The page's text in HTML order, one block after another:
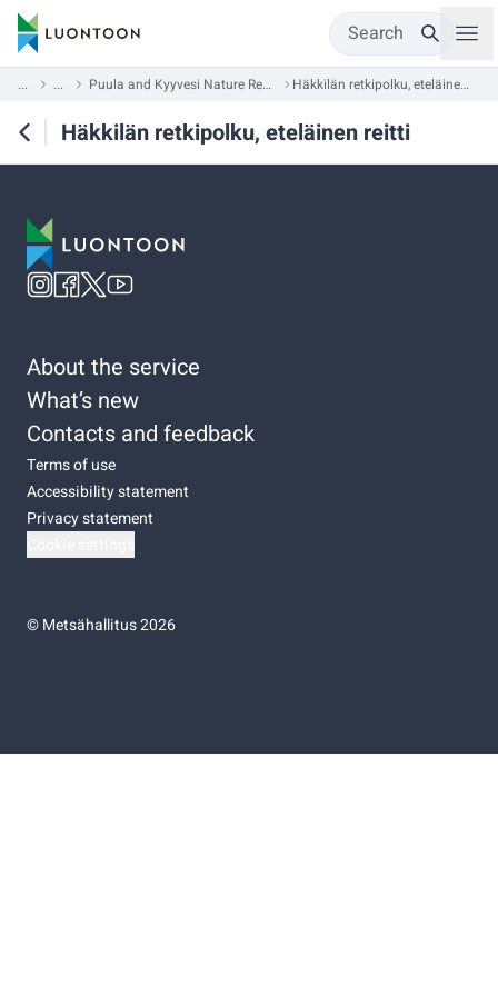
Search
... ... Puula and Kyyvesi Nature Reserves Häkkilän retkipolku, eteläinen reitti
Häkkilän retkipolku, eteläinen reitti
About the service
What’s new
Contacts and feedback
Terms of use
Accessibility statement
Privacy statement
©Metsähallitus 2026